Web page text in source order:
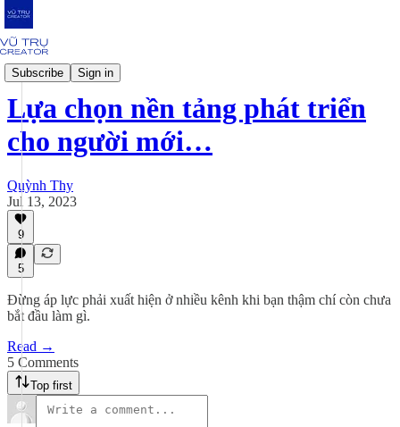
Subscribe Sign in
Mindset
Lựa chọn nền tảng phát triển
cho người mới…
Quỳnh Thy
Jul 13, 2023
9
5
Đừng áp lực phải xuất hiện ở nhiều kênh khi bạn thậm chí còn chưa
bắt đầu làm gì.
Read →
5 Comments
Top first